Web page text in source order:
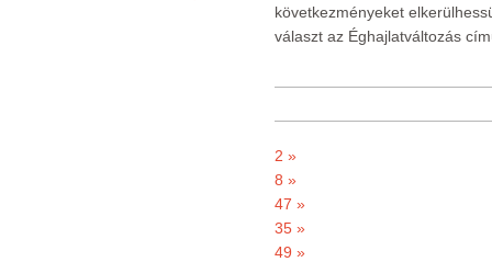
következményeket
választ az Éghajlatváltozás
2 »
8 »
47 »
35 »
49 »